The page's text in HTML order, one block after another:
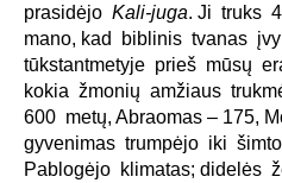
prasidėjo Kali-juga. Ji truks
mano, kad biblinis tvanas
tūkstantmetyje prieš mūsų
kokia žmonių amžiaus
600 metų, Abraomas – 175,
gyvenimas trumpėjo iki
Pablogėjo klimatas; didelės